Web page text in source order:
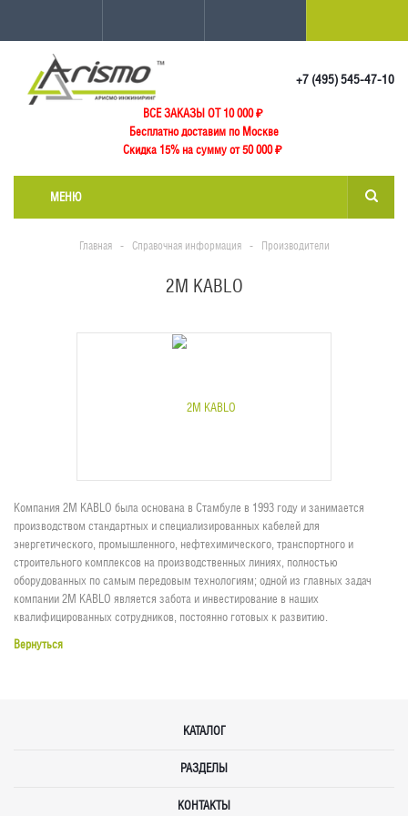
+7 (495) 545-47-10
ВСЕ ЗАКАЗЫ ОТ 10 000₽
Бесплатно доставим по Москве
Скидка 15% на сумму от 50 000 ₽
МЕНЮ
Главная - Справочная информация - Производители
2M KABLO
Компания 2M KABLO была основана в Стамбуле в 1993 году и занимается
производством стандартных и специализированных кабелей для
энергетического, промышленного, нефтехимического, транспортного и
строительного комплексов на производственных линиях, полностью
оборудованных по самым передовым технологиям; одной из главных задач
компании 2M KABLO является забота и инвестирование в наших
квалифицированных сотрудников, постоянно готовых к развитию.
Вернуться
КАТАЛОГ
РАЗДЕЛЫ
КОНТАКТЫ